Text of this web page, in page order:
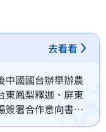
去看看
中國國台辦舉辦農
東鳳梨釋迦、屏東
簽署合作意向書。
痛批，但統戰就是